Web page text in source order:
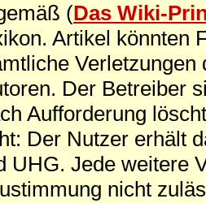
(Das Wiki-
Artikel könnten
Der Betreiber
Aufforderung
Der Nutzer erhält
UHG. Jede weitere
nicht